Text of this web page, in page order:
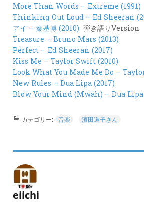
More Than Words – Extreme (1991)
Thinking Out Loud – Ed Sheeran
アイ – 秦基博 (2010) 弾き語りVersion
Treasure – Bruno Mars (2013)
Perfect – Ed Sheeran (2017)
Kiss Me – Taylor Swift (2010)
Look What You Made Me Do –
New Rules – Dua Lipa (2017)
Blow Your Mind (Mwah) – Dua Lipa
カテゴリー: 音楽 濱田道子さん
eiichi